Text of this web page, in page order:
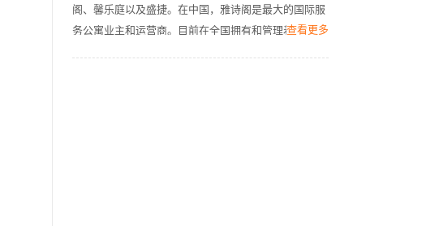
阁、馨乐庭以及盛捷。在中国，雅诗阁是最大的国际服
务公寓业主和运营商。目前在全国拥有和管理着68个物
查看更多